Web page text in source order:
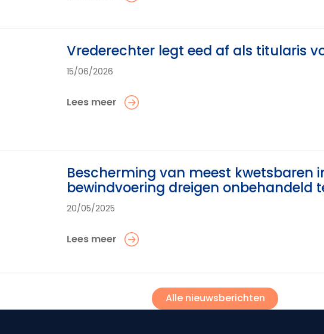
Vrederechter legt eed af als titularis
15/06/2026
Lees meer
Bescherming van meest kwetsbaren
bewindvoering dreigen onbehandeld
20/05/2025
Lees meer
Alle nieuwsberichten